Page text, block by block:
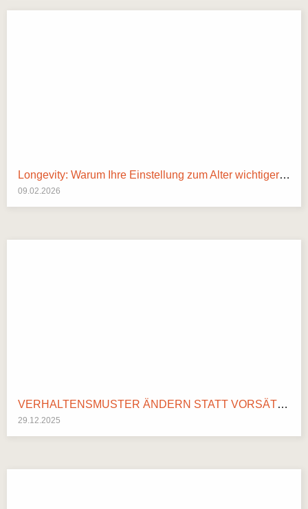
Longevity: Warum Ihre Einstellung zum Alter wichtiger ist als Ihre Gene
09.02.2026
VERHALTENSMUSTER ÄNDERN STATT VORSÄTZE BRECHEN: IHR SYSTEMISCHER WEGWEISER FÜR 2026
29.12.2025